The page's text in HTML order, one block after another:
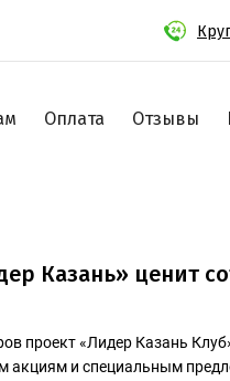
Оплата Отзывы
Казань» ценит
проект «Лидер Казань
акциям и специальным